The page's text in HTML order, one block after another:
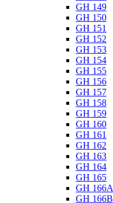
GH 149
GH 150
GH 151
GH 152
GH 153
GH 154
GH 155
GH 156
GH 157
GH 158
GH 159
GH 160
GH 161
GH 162
GH 163
GH 164
GH 165
GH 166A
GH 166B